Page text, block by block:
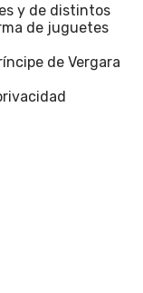
y de distintos
de juguetes
de Vergara